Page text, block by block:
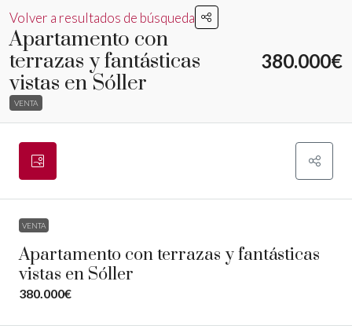
Volver a resultados de búsqueda
Apartamento con
terrazas y fantásticas
vistas en Sóller
380.000€
VENTA
VENTA
Apartamento con terrazas y fantásticas
vistas en Sóller
380.000€